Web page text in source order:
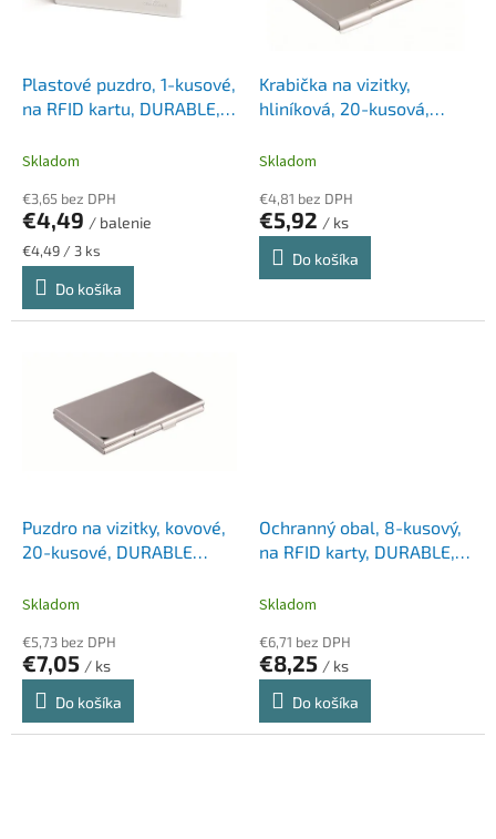
Plastové puzdro, 1-kusové,
na RFID kartu, DURABLE,
Skladom
€3,65 bez DPH
€4,49 / balenie
Jednotková
cena:
€4,49 / 3 ks
Do košíka
Krabička na vizitky,
hliníková, 20-kusová,
strieborná
Skladom
€4,81 bez DPH
€5,92 / ks
Do košíka
Puzdro na vizitky, kovové,
20-kusové, DURABLE
strieborná
Skladom
€5,73 bez DPH
€7,05 / ks
Do košíka
Ochranný obal, 8-kusový,
na RFID karty, DURABLE,
Skladom
€6,71 bez DPH
€8,25 / ks
Do košíka